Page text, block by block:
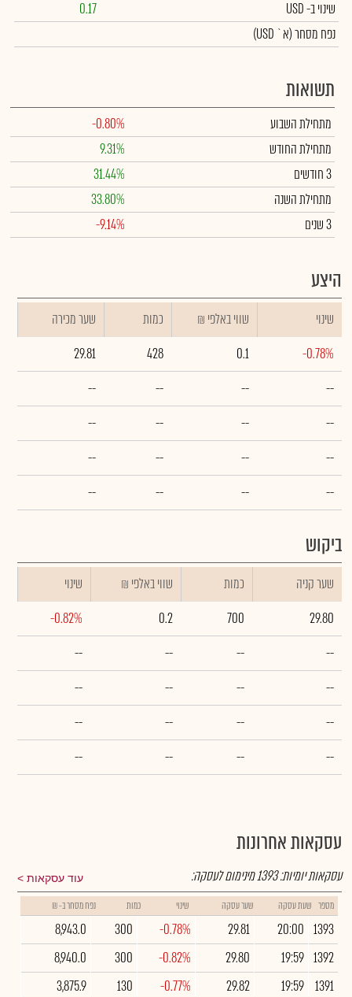
שינויב- USD
0.17
נפח מסחר(א` USD)
תשואות
מתחילת השבוע
-0.80%
מתחילת החודש
9.31%
3 חודשים
31.44%
מתחילת השנה
33.80%
3 שנים
-9.14%
היצע
שינוי ₪ שווי באלפי כמות
שער מכירה
-0.78%
0.1
428
29.81
--
--
--
--
--
--
--
--
--
--
--
--
--
--
--
--
ביקוש
שער קניה כמות ₪ שווי באלפי
שינוי
29.80
700
0.2
-0.82%
--
--
--
--
--
--
--
--
--
--
--
--
--
--
--
--
עסקאות אחרונות
עוד עסקאות עסקאות יומיות:1393מינימום לעסקה:
מספר שעת עסקה שער עסקה שינוי כמות נפח מסחר ב- ₪
1393
20:00
29.81
-0.78%
300
8,943.0
1392
19:59
29.80
-0.82%
300
8,940.0
1391
19:59
29.82
-0.77%
130
3,875.9